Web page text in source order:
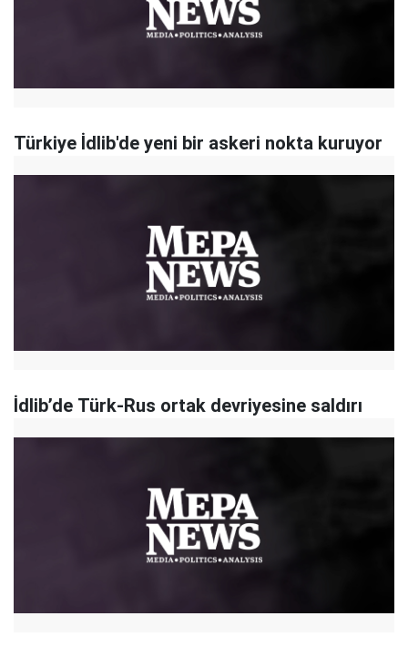
Türkiye İdlib'de yeni bir askeri nokta kuruyor
İdlib’de Türk-Rus ortak devriyesine saldırı